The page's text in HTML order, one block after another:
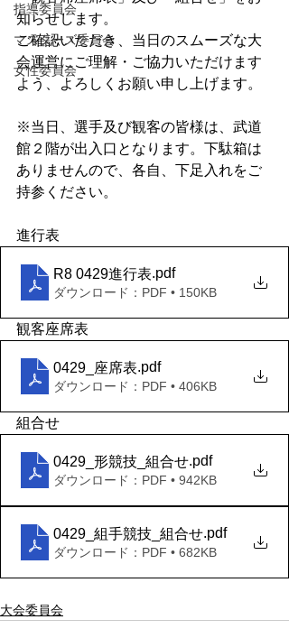
指導委員会
マスターズ委員会
女性委員会
知らせします。
ご確認いただき、当日のスムーズな大
会運営にご理解・ご協力いただけます
よう、よろしくお願い申し上げます。
※当日、選手及び観客の皆様は、武道
館２階が出入口となります。下駄箱は
ありませんので、各自、下足入れをご
持参ください。
進行表
R8 0429進行表.pdf
ダウンロード：PDF • 150KB
観客座席表
0429_座席表.pdf
ダウンロード：PDF • 406KB
組合せ
0429_形競技_組合せ.pdf
ダウンロード：PDF • 942KB
0429_組手競技_組合せ.pdf
ダウンロード：PDF • 682KB
大会委員会